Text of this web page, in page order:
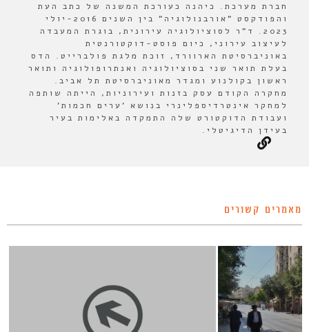
חברת מערכת. כיהנה כעורכת המשנה של כתב העת
והפודקסט "אורבנולוגיה" בין השנים 2016-יולי
2023. ד"ר לסוציולוגיה עירונית, בוגרת המעבדה
לעיצוב עירוני, כיום פוסט-דוקטורנטית
באוניברסיטת הארוורד, זוכת מלגת פולברייט. הדס
בעלת תואר שני בסוציולוגיה ואנתרופולוגיה ותואר
ראשון בקולנוע ומגדר מאוניברסיטת תל אביב.
מחקרה הקודם עסק בזנות ועירוניות, הייתה שותפה
למחקר אינטרדיספלינרי בנושא 'ערים חכמות'
ועבודת הדוקטורט שלה התמקדה באלימות בעיר
בעידן הדיגיטלי.
מאמרים קשורים